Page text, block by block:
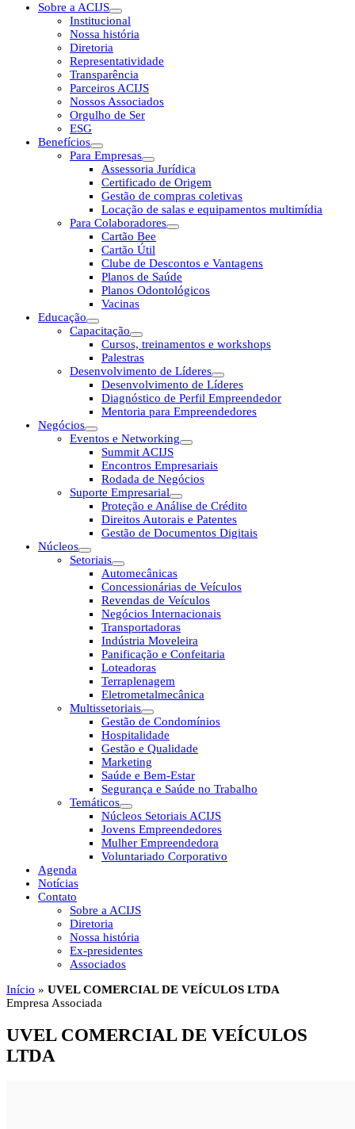
Sobre a ACIJS
Institucional
Nossa história
Diretoria
Representatividade
Transparência
Parceiros ACIJS
Nossos Associados
Orgulho de Ser
ESG
Benefícios
Para Empresas
Assessoria Jurídica
Certificado de Origem
Gestão de compras coletivas
Locação de salas e equipamentos multimídia
Para Colaboradores
Cartão Bee
Cartão Útil
Clube de Descontos e Vantagens
Planos de Saúde
Planos Odontológicos
Vacinas
Educação
Capacitação
Cursos, treinamentos e workshops
Palestras
Desenvolvimento de Líderes
Desenvolvimento de Líderes
Diagnóstico de Perfil Empreendedor
Mentoria para Empreendedores
Negócios
Eventos e Networking
Summit ACIJS
Encontros Empresariais
Rodada de Negócios
Suporte Empresarial
Proteção e Análise de Crédito
Direitos Autorais e Patentes
Gestão de Documentos Digitais
Núcleos
Setoriais
Automecânicas
Concessionárias de Veículos
Revendas de Veículos
Negócios Internacionais
Transportadoras
Indústria Moveleira
Panificação e Confeitaria
Loteadoras
Terraplenagem
Eletrometalmecânica
Multissetoriais
Gestão de Condomínios
Hospitalidade
Gestão e Qualidade
Marketing
Saúde e Bem-Estar
Segurança e Saúde no Trabalho
Temáticos
Núcleos Setoriais ACIJS
Jovens Empreendedores
Mulher Empreendedora
Voluntariado Corporativo
Agenda
Notícias
Contato
Sobre a ACIJS
Diretoria
Nossa história
Ex-presidentes
Associados
Início » UVEL COMERCIAL DE VEÍCULOS LTDA
Empresa Associada
UVEL COMERCIAL DE VEÍCULOS
LTDA